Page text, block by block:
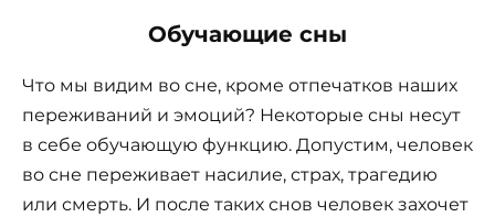
Обучающие сны
Что мы видим во сне, кроме отпечатков наших
переживаний и эмоций? Некоторые сны несут
в себе обучающую функцию. Допустим, человек
во сне переживает насилие, страх, трагедию
или смерть. И после таких снов человек захочет